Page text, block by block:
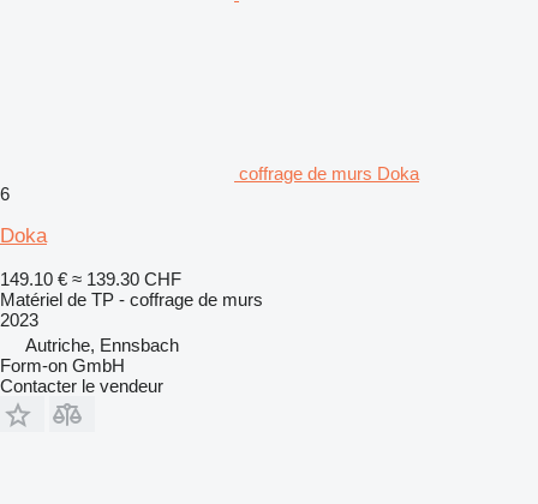
coffrage de murs Doka
6
Doka
149.10 € ≈ 139.30 CHF
Matériel de TP - coffrage de murs
2023
Autriche, Ennsbach
Form-on GmbH
Contacter le vendeur